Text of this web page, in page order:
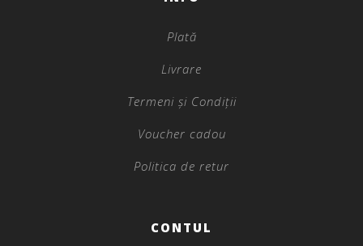
Plată
Livrare
Termeni și Condiții
Voucher cadou
Politica de retur
CONTUL